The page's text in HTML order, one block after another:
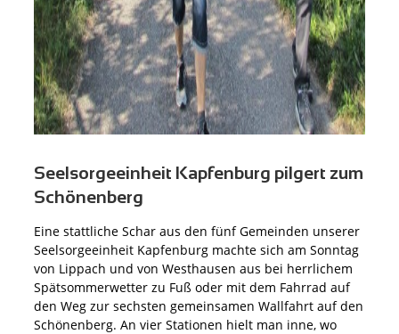
Seelsorgeeinheit Kapfenburg pilgert zum
Schönenberg
Eine stattliche Schar aus den fünf Gemeinden unserer
Seelsorgeeinheit Kapfenburg machte sich am Sonntag
von Lippach und von Westhausen aus bei herrlichem
Spätsommerwetter zu Fuß oder mit dem Fahrrad auf
den Weg zur sechsten gemeinsamen Wallfahrt auf den
Schönenberg. An vier Stationen hielt man inne, wo